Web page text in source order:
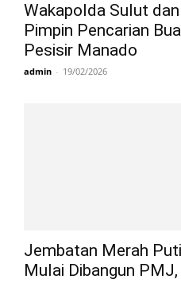
Wakapolda Sulut
Pimpin Pencarian
Pesisir Manado
admin - 19/02/2026
Jembatan Merah
Mulai Dibangun